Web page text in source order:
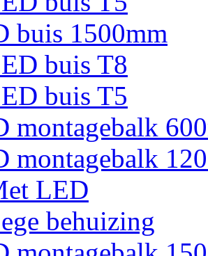
buis 1500mm
buis T8
buis T5
montagebalk
montagebalk
LED
behuizing